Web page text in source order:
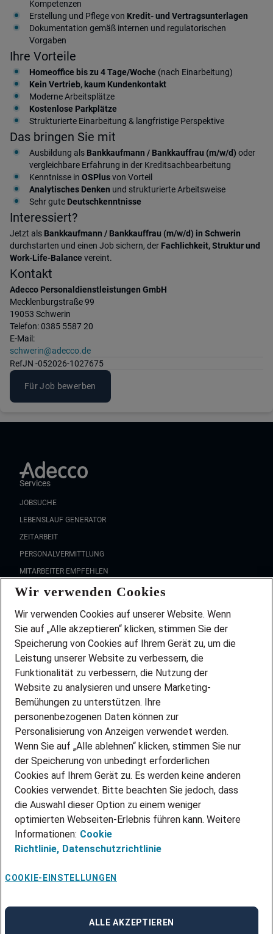
Kompetenzen
Erstellung und Pflege von Kredit- und Vertragsunterlagen
Dokumentation gemäß internen und regulatorischen
Vorgaben
Ihre Vorteile
Homeoffice bis zu 4 Tage/Woche (nach Einarbeitung)
Kein Vertrieb, kaum Kundenkontakt
Moderne Arbeitsplätze
Kostenlose Parkplätze
Strukturierte Einarbeitung & langfristige Perspektive
Das bringen Sie mit
Ausbildung als Bankkaufmann / Bankkauffrau (m/w/d) oder
vergleichbare Erfahrung in der Kreditsachbearbeitung
Kenntnisse in OSPlusvon Vorteil
Analytisches Denken und strukturierte Arbeitsweise
Sehr gute Deutschkenntnisse
Interessiert?
Jetzt als Bankkaufmann / Bankkauffrau (m/w/d) in Schwerin
durchstarten und einen Job sichern, der Fachlichkeit, Struktur und
Work-Life-Balance vereint.
Kontakt
Adecco Personaldienstleistungen GmbH
Mecklenburgstraße 99
19053 Schwerin
Telefon: 0385 5587 20
E-Mail:
schwerin@adecco.de
RefJN -052026-1027675
Für Job bewerben
Services
JOBSUCHE
LEBENSLAUF GENERATOR
ZEITARBEIT
PERSONALVERMITTLUNG
MITARBEITER EMPFEHLEN
FAQ
Wir stellen ein!
DEINE BERUFSGRUPPE
DEINE LEBENSSITUATION
PARTNERSHIP WITH AIRBUS
INITIATIV BEWERBEN
ÜBER UNS
STANDORTE
BLOG
PRESSE
KONTAKT
@Adecco 2026
IMPRESSUM
DATENSCHUTZ
NUTZUNGSBEDINGUNGEN
COOKIE-RICHTLINIEN
BESCHWERDESTELLE
Wir verwenden Cookies
Wir verwenden Cookies auf unserer Website. Wenn
Sie auf „Alle akzeptieren“ klicken, stimmen Sie der
Speicherung von Cookies auf Ihrem Gerät zu, um die
Leistung unserer Website zu verbessern, die
Funktionalität zu verbessern, die Nutzung der
Website zu analysieren und unsere Marketing-
Bemühungen zu unterstützen. Ihre
personenbezogenen Daten können zur
Personalisierung von Anzeigen verwendet werden.
Wenn Sie auf „Alle ablehnen“ klicken, stimmen Sie nur
der Speicherung von unbedingt erforderlichen
Cookies auf Ihrem Gerät zu. Es werden keine anderen
Cookies verwendet. Bitte beachten Sie jedoch, dass
die Auswahl dieser Option zu einem weniger
optimierten Webseiten-Erlebnis führen kann. Weitere
Informationen: Cookie
Richtlinie, Datenschutzrichtlinie
COOKIE-EINSTELLUNGEN
ALLE AKZEPTIEREN